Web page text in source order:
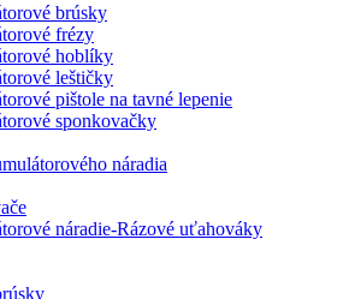
brúsky
frézy
hoblíky
leštičky
pištole na tavné lepenie
sponkovačky
náradia
náradie-Rázové uťahováky